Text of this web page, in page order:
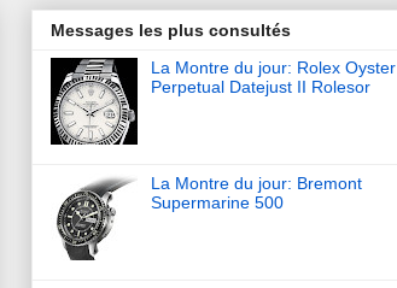
Messages les plus consultés
La Montre du jour: Rolex Oyster
Perpetual Datejust II Rolesor
La Montre du jour: Bremont
Supermarine 500